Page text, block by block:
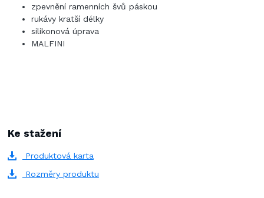
zpevnění ramenních švů páskou
rukávy kratší délky
silikonová úprava
MALFINI
Ke stažení
Produktová karta
Rozměry produktu